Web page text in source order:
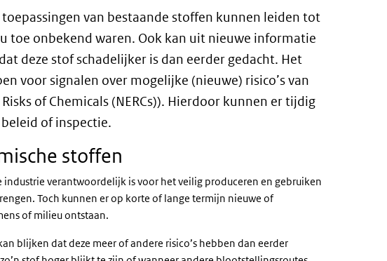
van bestaande stoffen kunnen leiden tot
toe onbekend waren. Ook kan uit nieuwe informatie
deze stof schadelijker is dan eerder gedacht. Het
voor signalen over mogelijke (nieuwe) risico’s van
of Chemicals (NERCs)). Hierdoor kunnen er tijdig
of inspectie.
stoffen
industrie verantwoordelijk is voor het veilig produceren en gebruiken
Toch kunnen er op korte of lange termijn nieuwe of
of milieu ontstaan.
blijken dat deze meer of andere risico’s hebben dan eerder